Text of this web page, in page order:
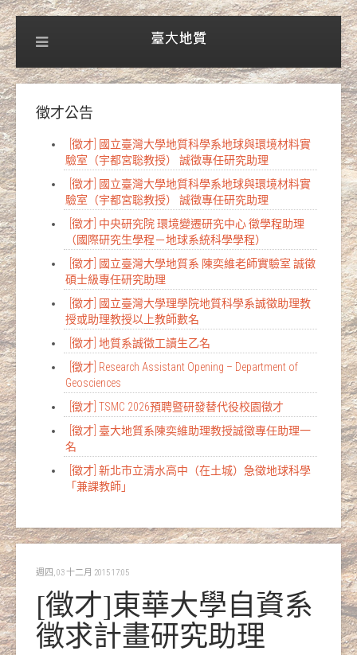
徵才公告
[徵才] 國立臺灣大學地質科學系地球與環境材料實
驗室（宇都宮聡教授） 誠徵專任研究助理
[徵才] 國立臺灣大學地質科學系地球與環境材料實
驗室（宇都宮聡教授） 誠徵專任研究助理
[徵才] 中央研究院 環境變遷研究中心 徵學程助理
（國際研究生學程－地球系統科學學程）
[徵才] 國立臺灣大學地質系 陳奕維老師實驗室 誠徵
碩士級專任研究助理
[徵才] 國立臺灣大學理學院地質科學系誠徵助理教
授或助理教授以上教師數名
[徵才] 地質系誠徵工讀生乙名
[徵才] Research Assistant Opening – Department of
Geosciences
[徵才] TSMC 2026預聘暨研發替代役校園徵才
[徵才] 臺大地質系陳奕維助理教授誠徵專任助理一
名
[徵才] 新北市立清水高中（在土城）急徵地球科學
「兼課教師」
週四, 03 十二月 2015 17:05
[徵才]東華大學自資系
徵求計畫研究助理